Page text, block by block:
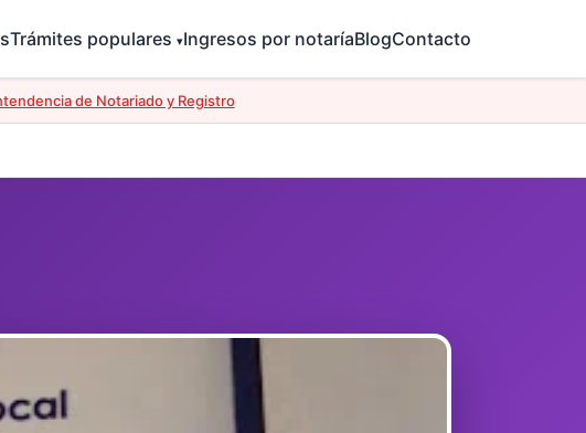
Trámites populares ▾Ingresos por notaríaBlogContacto
de Notariado y Registro